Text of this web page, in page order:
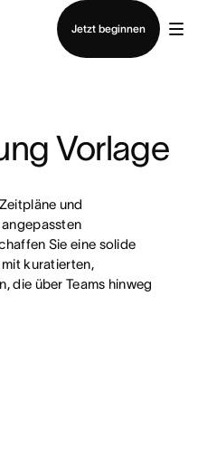
Jetzt beginnen
Vorlage
und
Sie eine solide
kuratierten,
die über Teams hinweg